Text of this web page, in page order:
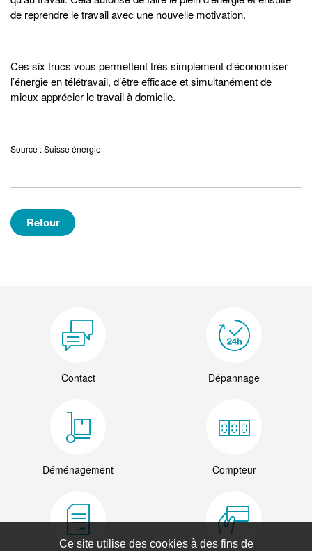
de reprendre le travail avec une nouvelle motivation.
Ces six trucs vous permettent très simplement d’économiser
l’énergie en télétravail, d’être efficace et simultanément de
mieux apprécier le travail à domicile.
Source : Suisse énergie
Retour
Contact Dépannage
Déménagement Compteur
Ce site utilise des cookies à des fins de